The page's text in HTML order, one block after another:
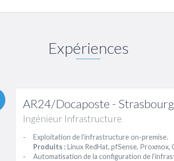
Expériences
AR24/Docaposte - Strasbourg
Ingénieur Infrastructure
- Exploitation de l’infrastructure on-premise.
Produits : Linux RedHat, pfSense,
- Automatisation de la configuration de